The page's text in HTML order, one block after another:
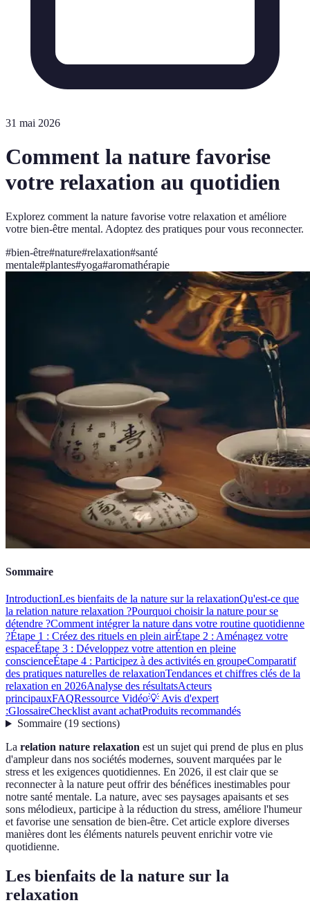
31 mai 2026
Comment la nature favorise
votre relaxation au quotidien
Explorez comment la nature favorise votre relaxation et améliore
votre bien-être mental. Adoptez des pratiques pour vous reconnecter.
#bien-être#nature#relaxation#santé
mentale#plantes#yoga#aromathérapie
Sommaire
IntroductionLes bienfaits de la nature sur la relaxationQu'est-ce que
la relation nature relaxation ?Pourquoi choisir la nature pour se
détendre ?Comment intégrer la nature dans votre routine quotidienne
?Étape 1 : Créez des rituels en plein airÉtape 2 : Aménagez votre
espaceÉtape 3 : Développez votre attention en pleine
conscienceÉtape 4 : Participez à des activités en groupeComparatif
des pratiques naturelles de relaxationTendances et chiffres clés de la
relaxation en 2026Analyse des résultatsActeurs
principauxFAQRessource Vidéo💡 Avis d'expert
:GlossaireChecklist avant achatProduits recommandés
Sommaire(19 sections)
La relation nature relaxation est un sujet qui prend de plus en plus
d'ampleur dans nos sociétés modernes, souvent marquées par le
stress et les exigences quotidiennes. En 2026, il est clair que se
reconnecter à la nature peut offrir des bénéfices inestimables pour
notre santé mentale. La nature, avec ses paysages apaisants et ses
sons mélodieux, participe à la réduction du stress, améliore l'humeur
et favorise une sensation de bien-être. Cet article explore diverses
manières dont les éléments naturels peuvent enrichir votre vie
quotidienne.
Les bienfaits de la nature sur la
relaxation